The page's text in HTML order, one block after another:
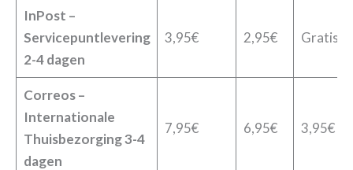
InPost –
Servicepuntlevering
2-4 dagen
3,95€ 2,95€ Gratis
Correos –
Internationale
Thuisbezorging 3-4
dagen
7,95€ 6,95€ 3,95€